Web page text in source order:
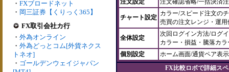
・ FXブロードネット
・ 岡三証券【くりっく365】
FX取引会社カ行
・ 外為オンライン
・ 外為どっとコム[外貨ネクス
トネオ]
・ ゴールデンウェイジャパン
注文設定
注文確認省略/一括決済
チャート設定
カラー/スピード注文の
売買の注文レンジ・運
全体設定
次回ログイン方法/ログ
カラー・損益・騰落カ
個別設定
ホーム画面/通貨ペア表示
FX比較ロボで詳細ス